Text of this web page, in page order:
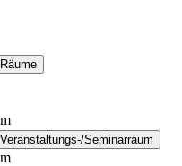
Veranstaltungs-/Seminarraum